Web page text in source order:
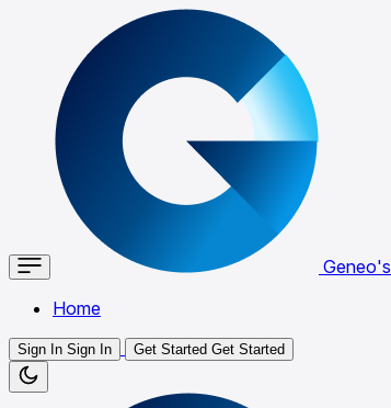
Home
Sign In Sign In Get Started Get Started